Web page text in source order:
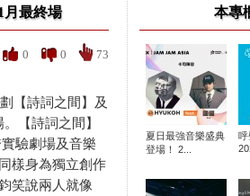
月最終場
0 0 73
【詩詞之間】及
【詩詞之間】
驗劇場及音樂
樣身為獨立創作
笑說兩人就像
本專
夏日最強音樂盛典
登場！ 2...
呼